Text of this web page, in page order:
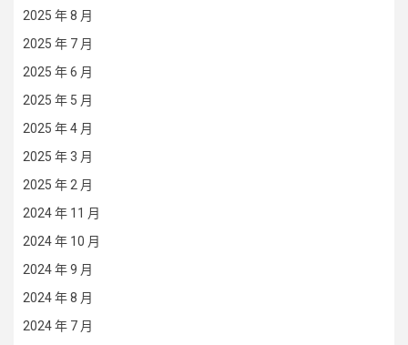
2025 年 8 月
2025 年 7 月
2025 年 6 月
2025 年 5 月
2025 年 4 月
2025 年 3 月
2025 年 2 月
2024 年 11 月
2024 年 10 月
2024 年 9 月
2024 年 8 月
2024 年 7 月